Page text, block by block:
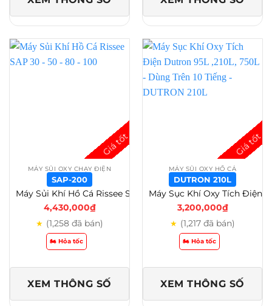
MÁY SỦI OXY CHẠY ĐIỆN
SAP-200
4,430,000₫
★ (1,258 đã bán)
🏍️ Hỏa tốc
XEM THÔNG SỐ
MÁY SỦI OXY HỒ CÁ
DUTRON 210L
3,200,000₫
★ (1,217 đã bán)
🏍️ Hỏa tốc
XEM THÔNG SỐ